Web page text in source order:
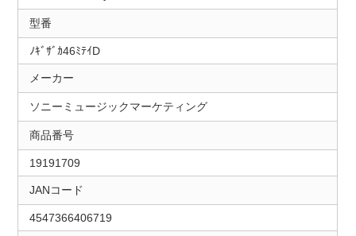
型番
ﾉｷﾞｻﾞｶ46ﾐﾃｲD
メーカー
ソニーミュージックマーケティング
商品番号
19191709
JANコード
4547366406719